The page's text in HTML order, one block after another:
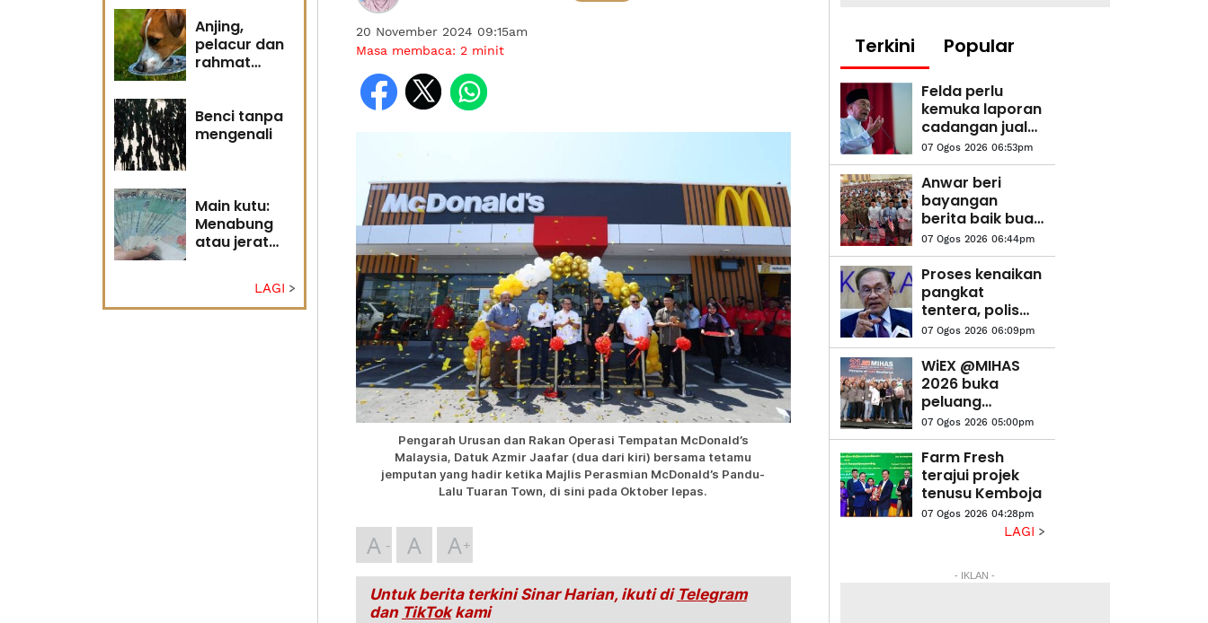
Anjing,
pelacur dan
rahmat
Benci tanpa
mengenali
Main kutu:
Menabung
atau jerat
LAGI
20 November 2024 09:15am
Masa membaca: 2 minit
Pengarah Urusan dan Rakan Operasi Tempatan McDonald’s
Malaysia, Datuk Azmir Jaafar (dua dari kiri) bersama tetamu
jemputan yang hadir ketika Majlis Perasmian McDonald’s Pandu-
Lalu Tuaran Town, di sini pada Oktober lepas.
A A A
Untuk berita terkini Sinar Harian, ikuti di Telegram
dan TikTokkami
Terkini Popular
Felda perlu
kemuka laporan
cadangan jual
aset di bawah
nilai belian -
Anwar
07 Ogos 2026 06:53pm
Anwar beri
bayangan
berita baik buat
ATM, PDRM
pada sambutan
ambang
merdeka
07 Ogos 2026 06:44pm
Proses kenaikan
pangkat
tentera, polis
dipermudah
dan dipercepat
- Anwar
07 Ogos 2026 06:09pm
WiEX @MIHAS
2026 buka
peluang
usahawan
wanita tembusi
pasaran
eksport
07 Ogos 2026 05:00pm
Farm Fresh
terajui projek
tenusu Kemboja
07 Ogos 2026 04:28pm
LAGI
- IKLAN -